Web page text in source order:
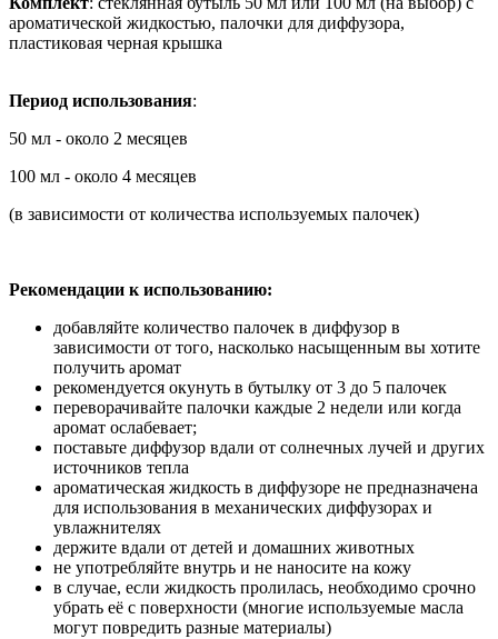
ароматической жидкостью, палочки для диффузора,
пластиковая черная крышка
Период использования:
50 мл - около 2 месяцев
100 мл - около 4 месяцев
(в зависимости от количества используемых палочек)
Рекомендации к использованию:
добавляйте количество палочек в диффузор в
зависимости от того, насколько насыщенным вы хотите
получить аромат
рекомендуется окунуть в бутылку от 3 до 5 палочек
переворачивайте палочки каждые 2 недели или когда
аромат ослабевает;
поставьте диффузор вдали от солнечных лучей и других
источников тепла
ароматическая жидкость в диффузоре не предназначена
для использования в механических диффузорах и
увлажнителях
держите вдали от детей и домашних животных
не употребляйте внутрь и не наносите на кожу
в случае, если жидкость пролилась, необходимо срочно
убрать её с поверхности (многие используемые масла
могут повредить разные материалы)